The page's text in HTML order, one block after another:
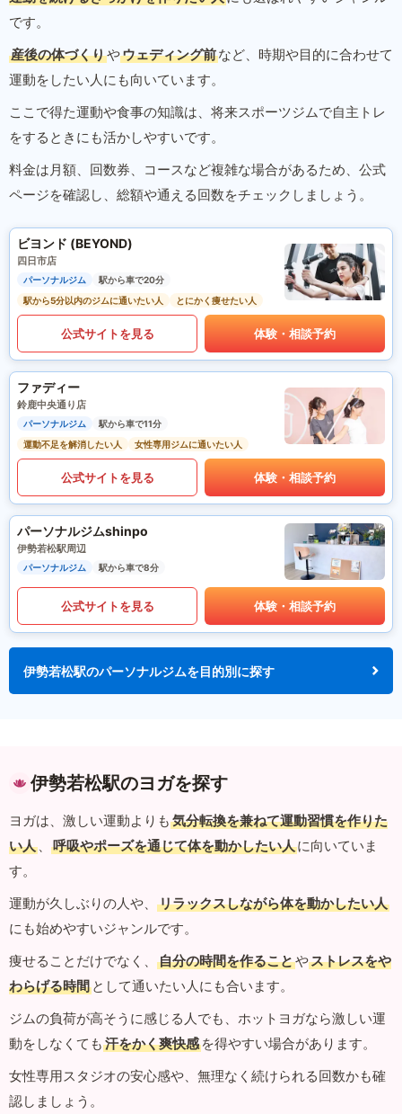
です。
産後の体づくりやウェディング前など、時期や目的に合わせて
運動をしたい人にも向いています。
ここで得た運動や食事の知識は、将来スポーツジムで自主トレ
をするときにも活かしやすいです。
料金は月額、回数券、コースなど複雑な場合があるため、公式
ページを確認し、総額や通える回数をチェックしましょう。
ビヨンド (BEYOND)
四日市店
パーソナルジム
駅から車で20分
駅から5分以内のジムに通いたい人
とにかく痩せたい人
公式サイトを見る 体験・相談予約
ファディー
鈴鹿中央通り店
パーソナルジム
駅から車で11分
運動不足を解消したい人
女性専用ジムに通いたい人
公式サイトを見る 体験・相談予約
パーソナルジムshinpo
伊勢若松駅周辺
パーソナルジム 駅から車で8分
公式サイトを見る 体験・相談予約
伊勢若松駅のパーソナルジムを目的別に探す
伊勢若松駅のヨガを探す
ヨガは、激しい運動よりも 気分転換を兼ねて運動習慣を作りた
い人 、 呼吸やポーズを通じて体を動かしたい人に向いていま
す。
運動が久しぶりの人や、
リラックスしながら体を動かしたい人
にも始めやすいジャンルです。
痩せることだけでなく、
自分の時間を作ることやストレスをや
わらげる時間 として通いたい人にも合います。
ジムの負荷が高そうに感じる人でも、ホットヨガなら激しい運
動をしなくても 汗をかく爽快感 を得やすい場合があります。
女性専用スタジオの安心感や、無理なく続けられる回数かも確
認しましょう。